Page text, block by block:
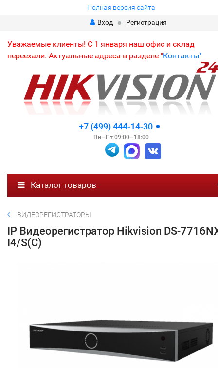
Полная версия сайта
Вход
Регистрация
Уважаемые клиенты! С 1 января наш офис и склад
переехали. Актуальные адреса в разделе "Контакты"
+7 (499) 444-14-30
Пн—Пт 09:00—18:00
Каталог товаров
ВИДЕОРЕГИСТРАТОРЫ
IP Видеорегистратор Hikvision DS-
I4/S(C)